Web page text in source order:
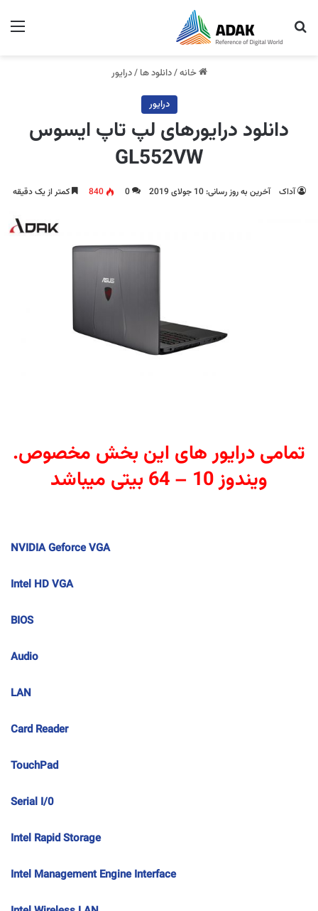
جستجو برای
خانه/دانلود ها /درایور
درایور
دانلود درایورهای لپ تاپ ایسوس
GL552VW
آداک آخرین به روز رسانی: 10 جولای 2019 0
840 کمتر از یک دقیقه
.تمامی درایور های این بخش مخصوص
ویندوز 10 – 64 بیتی میباشد
NVIDIA Geforce VGA
Intel HD VGA
BIOS
Audio
LAN
Card Reader
TouchPad
Serial I/0
Intel Rapid Storage
Intel Management Engine Interface